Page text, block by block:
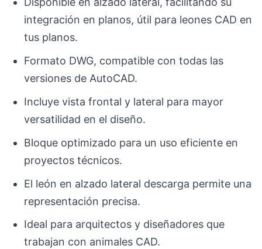
integración en planos, útil para leones CAD en
tus planos.
Formato DWG, compatible con todas las
versiones de AutoCAD.
Incluye vista frontal y lateral para mayor
versatilidad en el diseño.
Bloque optimizado para un uso eficiente en
proyectos técnicos.
El león en alzado lateral descarga permite una
representación precisa.
Ideal para arquitectos y diseñadores que
trabajan con animales CAD.